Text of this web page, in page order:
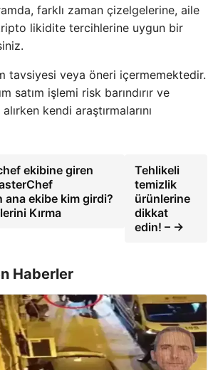
farklı zaman çizelgelerine, aile
likidite tercihlerine uygun bir
tavsiyesi veya öneri içermemektedir.
satım işlemi risk barındırır ve
kendi araştırmalarını
ekibine giren
ana ekibe kim girdi?
Kırma
Tehlikeli
temizlik
ürünlerine
dikkat
edin! – →
Haberler